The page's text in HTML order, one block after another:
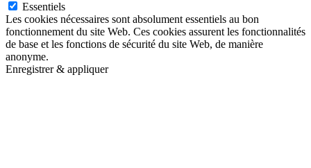
Essentiels
Les cookies nécessaires sont absolument essentiels au bon
fonctionnement du site Web. Ces cookies assurent les fonctionnalités
de base et les fonctions de sécurité du site Web, de manière
anonyme.
Enregistrer & appliquer